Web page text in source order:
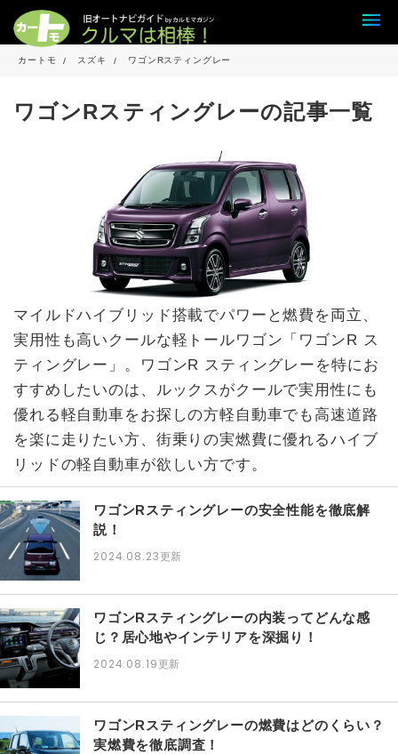
カートモ スズキ ワゴンRスティングレー
ワゴンRスティングレーの記事一覧
マイルドハイブリッド搭載でパワーと燃費を両立、
実用性も高いクールな軽トールワゴン「ワゴンR ス
ティングレー」。ワゴンR スティングレーを特にお
すすめしたいのは、ルックスがクールで実用性にも
優れる軽自動車をお探しの方軽自動車でも高速道路
を楽に走りたい方、街乗りの実燃費に優れるハイブ
リッドの軽自動車が欲しい方です。
ワゴンRスティングレーの安全性能を徹底解
説！
2024.08.23更新
ワゴンRスティングレーの内装ってどんな感
じ？居心地やインテリアを深掘り！
2024.08.19更新
ワゴンRスティングレーの燃費はどのくらい？
実燃費を徹底調査！